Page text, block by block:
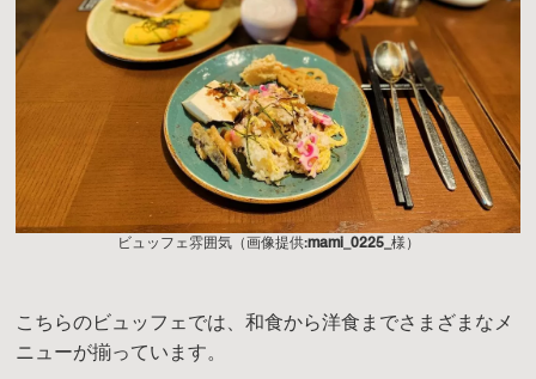
ビュッフェ雰囲気（画像提供:mami_0225_ 様）
こちらのビュッフェでは、和食から洋食までさまざまなメ
ニューが揃っています。